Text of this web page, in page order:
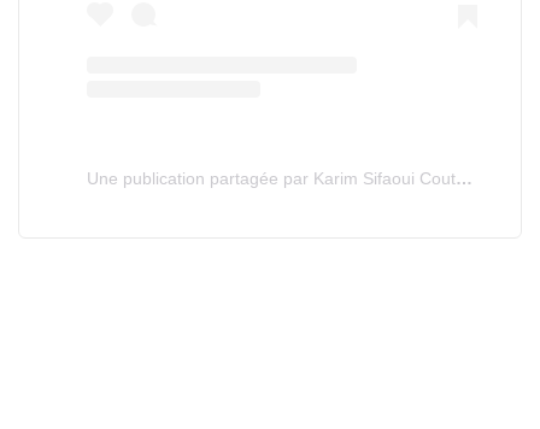
Une publication partagée par Karim Sifaoui Couture (@karim.sifaoui)